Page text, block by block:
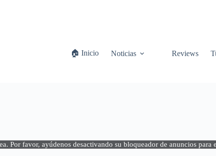
🏠 Inicio Noticias Reviews
Por favor, ayúdenos desactivando su bloqueador de anuncios para